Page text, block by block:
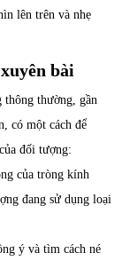
lên trên và nhẹ
bài
thường, gần
có một cách để
đối tượng:
của tròng kính
đang sử dụng loại
ý và tìm cách né